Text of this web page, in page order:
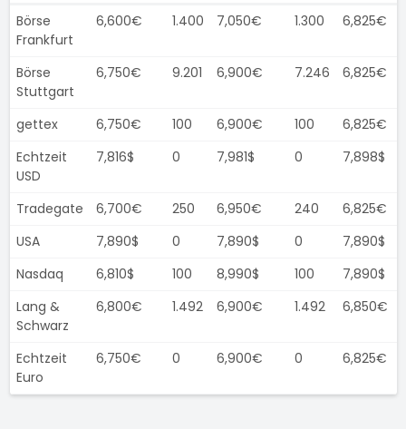
Börse
Frankfurt
6,600€ 1.400 7,050€ 1.300 6,825€
Börse
Stuttgart
6,750€ 9.201 6,900€ 7.246 6,825€
gettex 6,750€ 100 6,900€ 100
6,825€
Echtzeit
USD
7,816$ 0 7,981$ 0 7,898$
Tradegate 6,700€ 250 6,950€ 240
6,825€
USA
7,890$ 0 7,890$ 0
7,890$
Nasdaq
6,810$ 100 8,990$ 100
7,890$
Lang &
Schwarz
6,800€ 1.492 6,900€ 1.492 6,850€
Echtzeit
Euro
6,750€ 0 6,900€ 0 6,825€